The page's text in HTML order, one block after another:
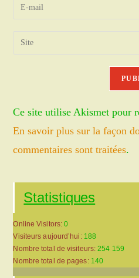
Enter
address
Saisir
(facultatif)
Ce site utilise Akismet pour
En savoir plus sur la façon
commentaires sont traitées.
Statistiques
Online Visitors:0
Visiteurs aujourd’hui: 188
Nombre total de visiteurs:254 159
Nombre total de pages: 140